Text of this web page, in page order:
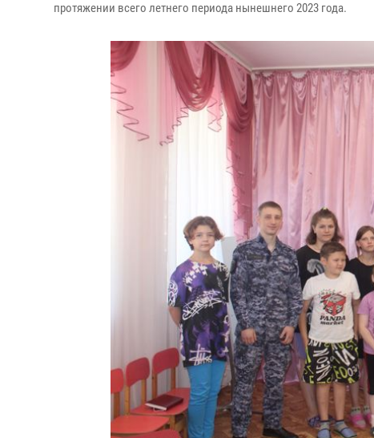
протяжении всего летнего периода нынешнего 2023 года.